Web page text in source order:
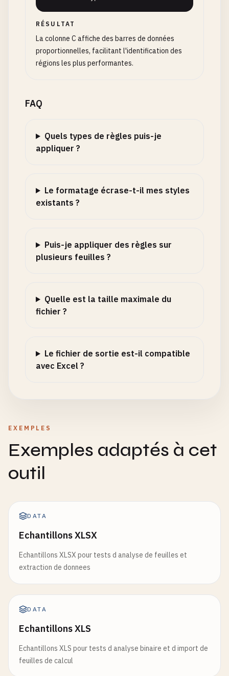
RÉSULTAT
La colonne C affiche des barres de données
proportionnelles, facilitant l'identification des
régions les plus performantes.
FAQ
Quels types de règles puis-je
appliquer ?
Le formatage écrase-t-il mes styles
existants ?
Puis-je appliquer des règles sur
plusieurs feuilles ?
Quelle est la taille maximale du
fichier ?
Le fichier de sortie est-il compatible
avec Excel ?
EXEMPLES
Exemples adaptés à cet
outil
DATA
Echantillons XLSX
Echantillons XLSX pour tests d analyse de feuilles et
extraction de donnees
DATA
Echantillons XLS
Echantillons XLS pour tests d analyse binaire et d import de
feuilles de calcul